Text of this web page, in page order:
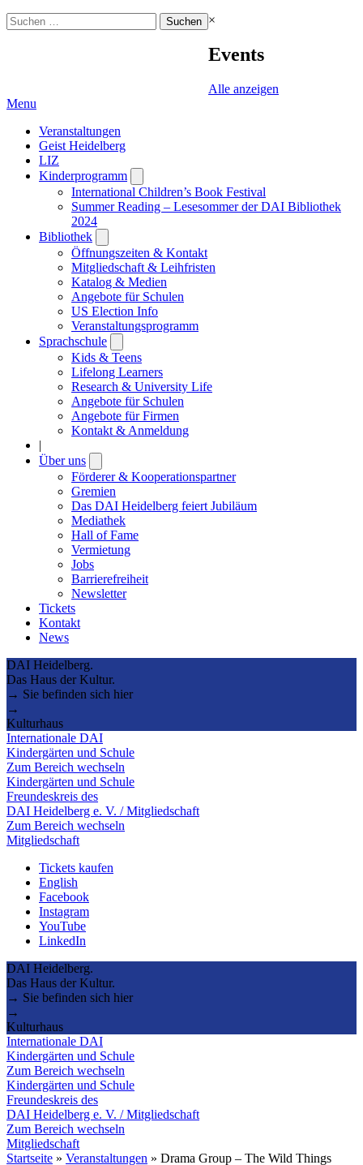
Suchen
nach:
×
Events
Alle anzeigen
Menu
Veranstaltungen
Geist Heidelberg
LIZ
Kinderprogramm
submenu
International Children’s Book Festival
Summer Reading – Lesesommer der DAI Bibliothek
2024
Bibliothek
submenu
Öffnungszeiten & Kontakt
Mitgliedschaft & Leihfristen
Katalog & Medien
Angebote für Schulen
US Election Info
Veranstaltungsprogramm
Sprachschule
submenu
Kids & Teens
Lifelong Learners
Research & University Life
Angebote für Schulen
Angebote für Firmen
Kontakt & Anmeldung
|
Über uns
submenu
Förderer & Kooperationspartner
Gremien
Das DAI Heidelberg feiert Jubiläum
Mediathek
Hall of Fame
Vermietung
Jobs
Barrierefreiheit
Newsletter
Tickets
Kontakt
News
DAI Heidelberg.
Das Haus der Kultur.
→ Sie befinden sich hier
→
Kulturhaus
Internationale DAI
Kindergärten und Schule
Zum Bereich wechseln
Kindergärten und Schule
Freundeskreis des
DAI Heidelberg e. V. / Mitgliedschaft
Zum Bereich wechseln
Mitgliedschaft
Tickets kaufen
English
Facebook
Instagram
YouTube
LinkedIn
DAI Heidelberg.
Das Haus der Kultur.
→ Sie befinden sich hier
→
Kulturhaus
Internationale DAI
Kindergärten und Schule
Zum Bereich wechseln
Kindergärten und Schule
Freundeskreis des
DAI Heidelberg e. V. / Mitgliedschaft
Zum Bereich wechseln
Mitgliedschaft
Startseite » Veranstaltungen » Drama Group – The Wild Things